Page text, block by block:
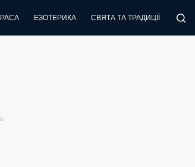
ЕЗОТЕРИКА СВЯТА ТА ТРАДИЦІЇ